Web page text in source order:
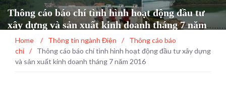
Thông cáo báo chí tình hình hoạt động đầu tư
xây dựng và sản xuất kinh doanh tháng 7 năm
2016
Home / Thông tin ngành Điện /
Thông cáo báo
chí /
Thông cáo báo chí tình hình hoạt động đầu tư xây dựng
và sản xuất kinh doanh tháng 7 năm 2016